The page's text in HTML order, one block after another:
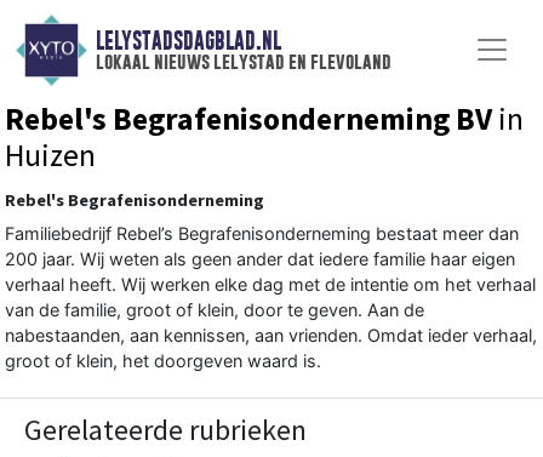
LELYSTADSDAGBLAD.NL
lokaal nieuws lelystad en flevoland
Rebel's Begrafenisonderneming BVin
Huizen
Rebel's Begrafenisonderneming
Familiebedrijf Rebel’s Begrafenisonderneming bestaat meer dan
200 jaar. Wij weten als geen ander dat iedere familie haar eigen
verhaal heeft. Wij werken elke dag met de intentie om het verhaal
van de familie, groot of klein, door te geven. Aan de
nabestaanden, aan kennissen, aan vrienden. Omdat ieder verhaal,
groot of klein, het doorgeven waard is.
Gerelateerde rubrieken